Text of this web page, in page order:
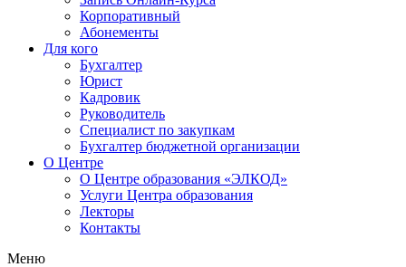
Корпоративный
Абонементы
Для кого
Бухгалтер
Юрист
Кадровик
Руководитель
Специалист по закупкам
Бухгалтер бюджетной организации
О Центре
О Центре образования «ЭЛКОД»
Услуги Центра образования
Лекторы
Контакты
Меню